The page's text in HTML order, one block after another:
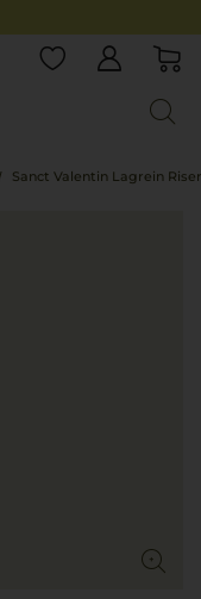
Sanct Valentin Lagrein